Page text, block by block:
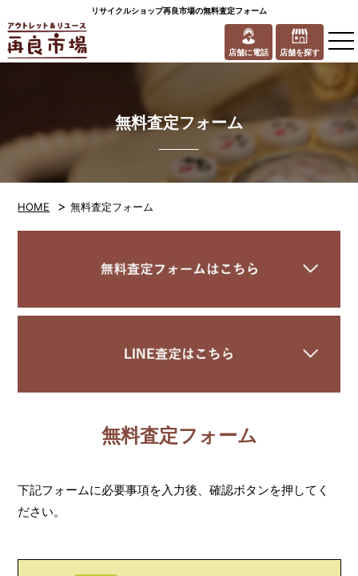
リサイクルショップ再良市場の無料査定フォーム
店舗に電話 店舗を探す
無料査定フォーム
HOME >無料査定フォーム
無料査定フォーム
下記フォームに必要事項を入力後、確認ボタンを押してく
ださい。